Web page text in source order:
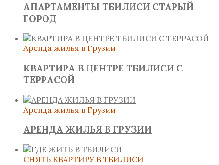
АПАРТАМЕНТЫ ТБИЛИСИ СТАРЫЙ
ГОРОД
Аренда жилья в Грузии
КВАРТИРА В ЦЕНТРЕ ТБИЛИСИ С
ТЕРРАСОЙ
Аренда жилья в Грузии
АРЕНДА ЖИЛЬЯ В ГРУЗИИ
СНЯТЬ КВАРТИРУ В ТБИЛИСИ